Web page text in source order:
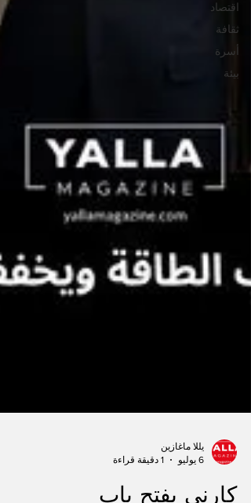
اقتصاد
ثقافة
أسرة
بيئة
يللا ماغازين